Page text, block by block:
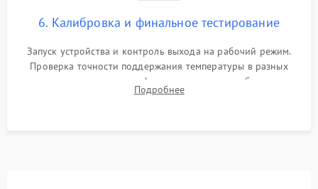
6. Калибровка и финальное тестирование
Запуск устройства и контроль выхода на рабочий режим.
Проверка точности поддержания температуры в разных
климатических зонах шкафа, оценка уровня стабильности
влажности и полного отсутствия вибраций корпуса.
Подробнее